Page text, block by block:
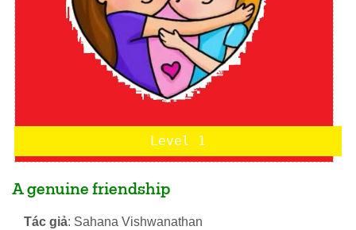
Level 1
A genuine friendship
Tác giả: Sahana Vishwanathan